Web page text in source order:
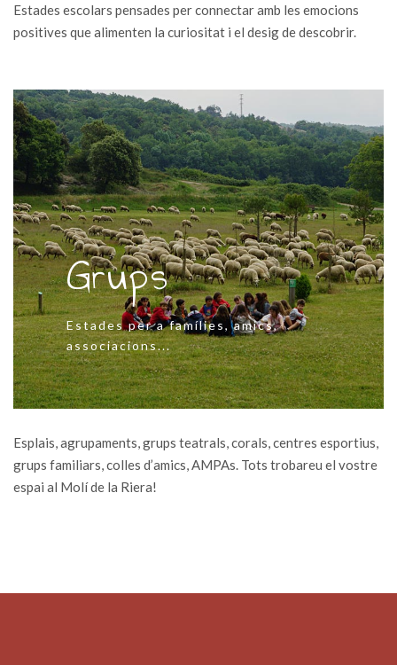
Estades escolars pensades per connectar amb les emocions
positives que alimenten la curiositat i el desig de descobrir.
Grups
Estades per a famílies, amics,
associacions...
Esplais, agrupaments, grups teatrals, corals, centres esportius,
grups familiars, colles d’amics, AMPAs. Tots trobareu el vostre
espai al Molí de la Riera!